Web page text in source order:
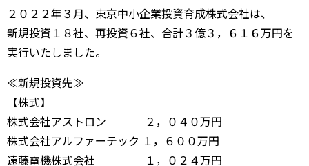
２０２２年３月、東京中小企業投資育成株式会社は、
新規投資１８社、再投資６社、合計３億３，６１６万円を
実行いたしました。
≪新規投資先≫
【株式】
株式会社アストロン ２，０４０万円
株式会社アルファーテック １，６００万円
遠藤電機株式会社 １，０２４万円